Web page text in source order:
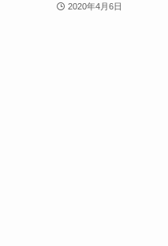
2020年4月6日